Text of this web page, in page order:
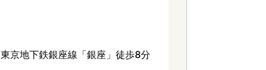
東京地下鉄銀座線「銀座」徒歩8分